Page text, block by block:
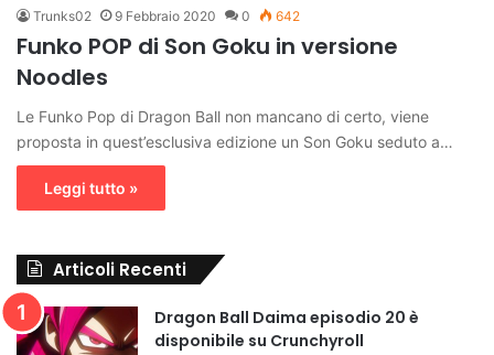
Trunks02 9 Febbraio 2020 0 642
Funko POP di Son Goku in versione
Noodles
Le Funko Pop di Dragon Ball non mancano di certo, viene
proposta in quest’esclusiva edizione un Son Goku seduto a…
Leggi tutto »
Articoli Recenti
Dragon Ball Daima episodio 20 è
disponibile su Crunchyroll